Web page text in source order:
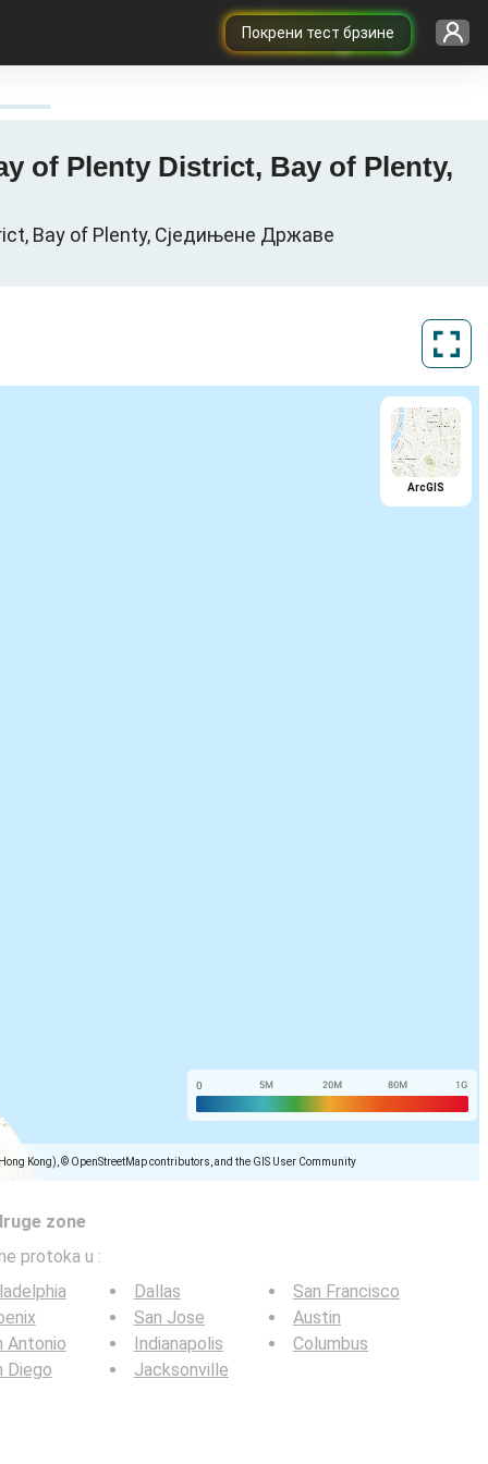
Покрени тест брзине
of Plenty District, Bay of Plenty,
Bay of Plenty, Сједињене Државе
Kong), © OpenStreetMap contributors, and the GIS User Community
ArcGIS
zone
protoka u :
Antonio
Diego
Dallas
San Jose
Indianapolis
Jacksonville
San Francisco
Austin
Columbus